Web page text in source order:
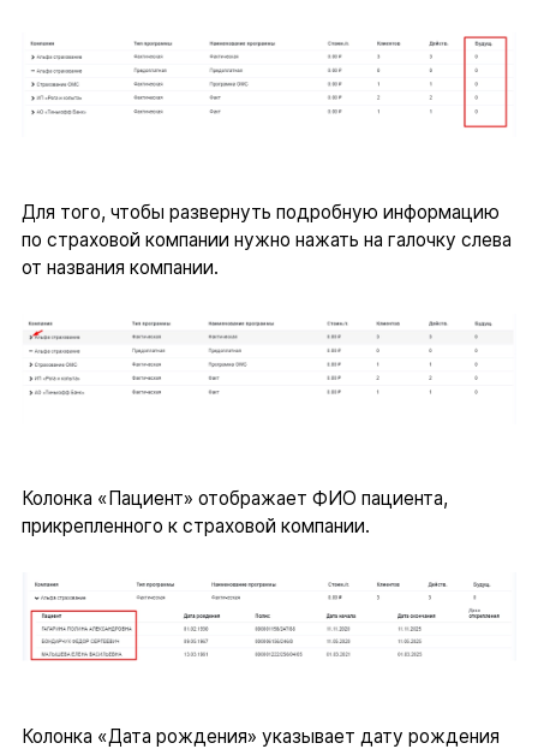
Для того, чтобы развернуть подробную информацию
по страховой компании нужно нажать на галочку слева
от названия компании.
Колонка «Пациент» отображает ФИО пациента,
прикрепленного к страховой компании.
Колонка «Дата рождения» указывает дату рождения